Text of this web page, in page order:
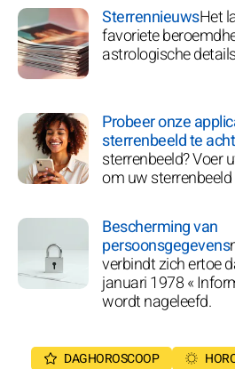
SterrennieuwsHet
favoriete
astrologische
Probeer onze
sterrenbeeld te
sterrenbeeld? Voer
om uw
Bescherming van
persoonsgegevens
verbindt zich ertoe
januari 1978 «
wordt nageleefd.
DAGHOROSCOOP